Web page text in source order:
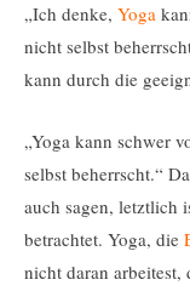
„Ich denke, Yoga
nicht selbst
kann durch die
„Yoga kann schwer
selbst beherrscht.“
auch sagen, letztlich
betrachtet. Yoga, die
nicht daran arbeitest,